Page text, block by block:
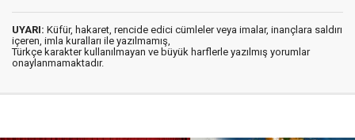
UYARI: Küfür, hakaret, rencide edici cümleler veya imalar, inançlara saldırı
içeren, imla kuralları ile yazılmamış,
Türkçe karakter kullanılmayan ve büyük harflerle yazılmış yorumlar
onaylanmamaktadır.